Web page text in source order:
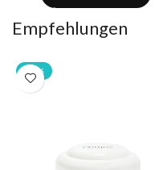
Empfehlungen
-20%